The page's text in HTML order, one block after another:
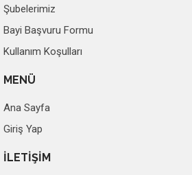
Şubelerimiz
Bayi Başvuru Formu
Kullanım Koşulları
MENÜ
Ana Sayfa
Giriş Yap
İLETİŞİM